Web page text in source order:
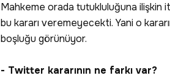
Mahkeme orada tutukluluğuna ilişkin
bu kararı veremeyecekti. Yani o
boşluğu görünüyor.
- Twitter kararının ne farkı var?